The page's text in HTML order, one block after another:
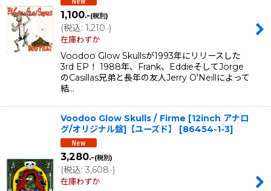
1,100.-(税別)
(税込: 1,210.-)
在庫わずか
Voodoo Glow Skullsが1993年にリリースした
3rd EP！ 1988年、Frank、EddieそしてJorge
のCasillas兄弟と長年の友人Jerry O'Neillによって
結…
Voodoo Glow Skulls / Firme [12inch アナロ
グ/オリジナル盤]【ユーズド】
[86454-1-3]
3,280.-(税別)
(税込: 3,608 .-)
在庫わずか